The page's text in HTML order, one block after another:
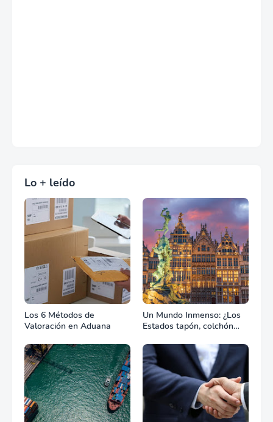
Lo + leído
Los 6 Métodos de
Valoración en Aduana
Un Mundo Inmenso: ¿Los
Estados tapón, colchón
combate?